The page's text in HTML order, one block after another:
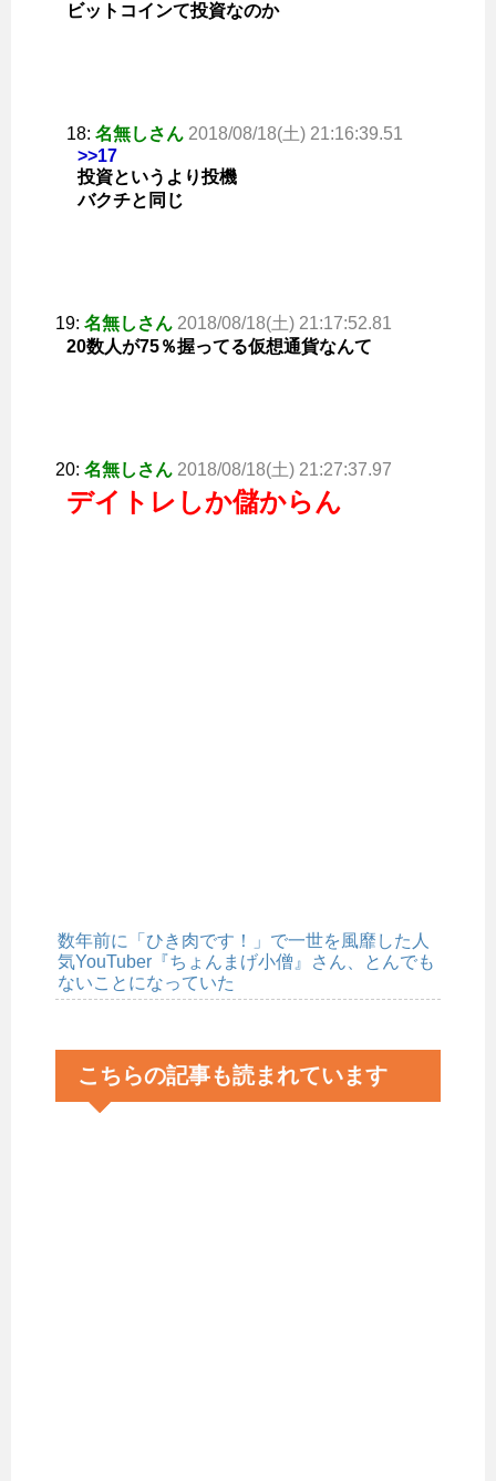
ビットコインて投資なのか
18: 名無しさん 2018/08/18(土) 21:16:39.51
>>17
投資というより投機
バクチと同じ
19: 名無しさん 2018/08/18(土) 21:17:52.81
20数人が75％握ってる仮想通貨なんて
20: 名無しさん 2018/08/18(土) 21:27:37.97
デイトレしか儲からん
数年前に「ひき肉です！」で一世を風靡した人
気YouTuber『ちょんまげ小僧』さん、とんでも
ないことになっていた
こちらの記事も読まれています